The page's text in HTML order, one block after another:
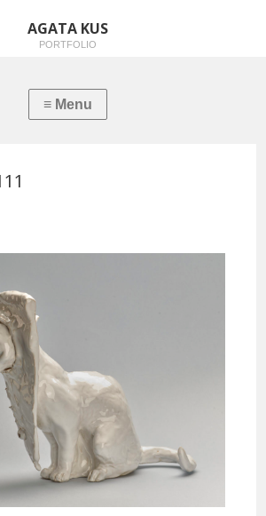
AGATA KUS
PORTFOLIO